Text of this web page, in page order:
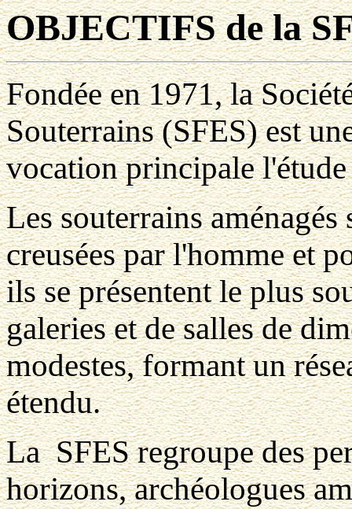
OBJECTIFSde la
Fondée en 1971, la
Souterrains (SFES) est
vocation principale l'étude
Les souterrains
creusées par l'homme et
ils se présentent le plus
galeries et de salles de
modestes, formant un
étendu.
La SFES regroupe des
horizons, archéologues